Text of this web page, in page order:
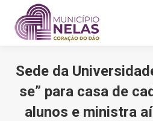
Sede da
se” para casa de
alunos e ministra